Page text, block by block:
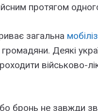
протягом
загальна
Деякі
військово-
бронь не завжди